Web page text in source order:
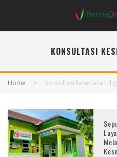
KONSULTASI
Home konsultasi kesehatan